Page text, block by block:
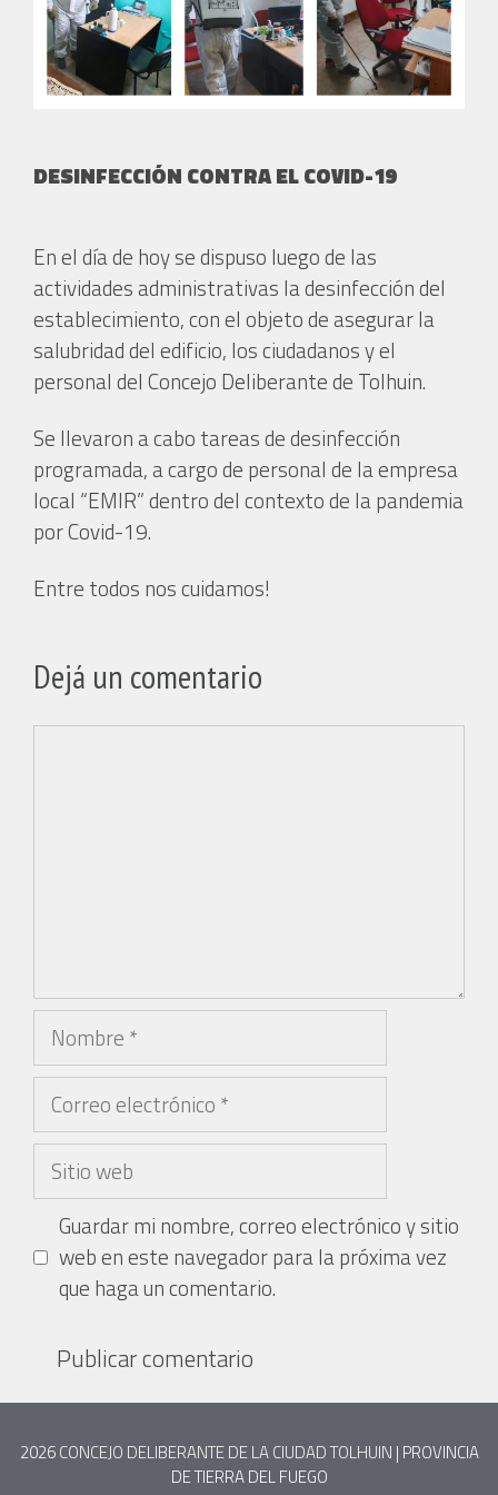
DESINFECCIÓN CONTRA EL COVID-19
En el día de hoy se dispuso luego de las
actividades administrativas la desinfección del
establecimiento, con el objeto de asegurar la
salubridad del edificio, los ciudadanos y el
personal del Concejo Deliberante de Tolhuin.
Se llevaron a cabo tareas de desinfección
programada, a cargo de personal de la empresa
local “EMIR” dentro del contexto de la pandemia
por Covid-19.
Entre todos nos cuidamos!
Dejá un comentario
Guardar mi nombre, correo electrónico y sitio
web en este navegador para la próxima vez
que haga un comentario.
2026CONCEJO DELIBERANTE DE LA CIUDAD TOLHUIN | PROVINCIA
DE TIERRA DEL FUEGO